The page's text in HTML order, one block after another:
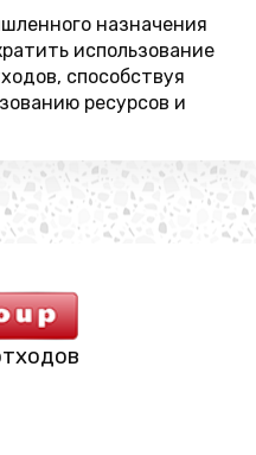
назначения
использование
способствуя
ресурсов и